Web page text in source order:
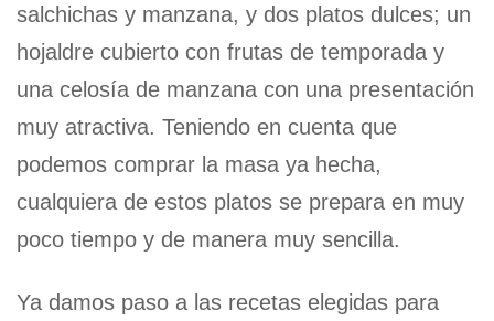
salchichas y manzana, y dos platos dulces; un
hojaldre cubierto con frutas de temporada y
una celosía de manzana con una presentación
muy atractiva. Teniendo en cuenta que
podemos comprar la masa ya hecha,
cualquiera de estos platos se prepara en muy
poco tiempo y de manera muy sencilla.
Ya damos paso a las recetas elegidas para